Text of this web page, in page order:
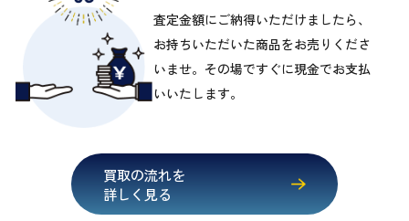
査定金額にご納得いただけましたら、
お持ちいただいた商品をお売りくださ
いませ。その場ですぐに現金でお支払
いいたします。
買取の流れを
詳しく見る